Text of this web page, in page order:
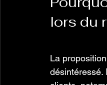
lors du
La
désintéressé.